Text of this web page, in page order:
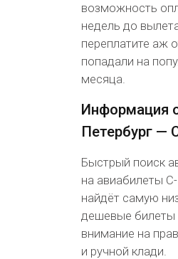
возможность
недель до
переплатите аж
попадали на
месяца.
Информация
Петербург —
Быстрый поиск
на авиабилеты
найдёт самую
дешевые билеты
внимание на
и ручной клади.